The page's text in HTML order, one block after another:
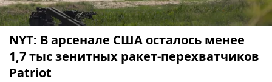
NYT: В арсенале США осталось менее
1,7 тыс зенитных ракет-перехватчиков
Patriot